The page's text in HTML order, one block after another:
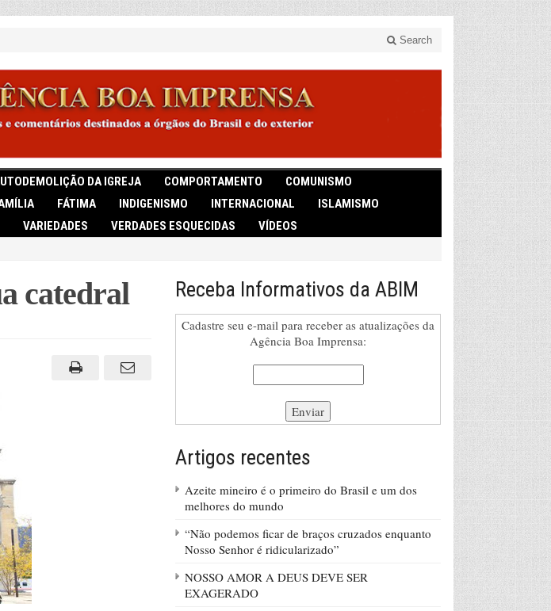
Search
DA IGREJA COMPORTAMENTO
COMUNISMO
FÁTIMA INDIGENISMO INTERNACIONAL
ISLAMISMO
VARIEDADES VERDADES ESQUECIDAS VÍDEOS
catedral Receba Informativos da ABIM
Cadastre seu e-mail para receber as atualizações da
Agência Boa Imprensa:
Artigos recentes
Azeite mineiro é o primeiro do Brasil e um dos
melhores do mundo
“Não podemos ficar de braços cruzados enquanto
Nosso Senhor é ridicularizado”
NOSSO AMOR A DEUS DEVE SER
EXAGERADO